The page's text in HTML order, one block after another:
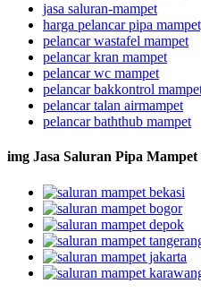
jasa saluran-mampet
harga pelancar pipa
pelancar wastafel mampet
pelancar kran mampet
pelancar wc mampet
pelancar bakkontrol
pelancar talan airmampet
pelancar baththub mampet
img Jasa Saluran Pipa